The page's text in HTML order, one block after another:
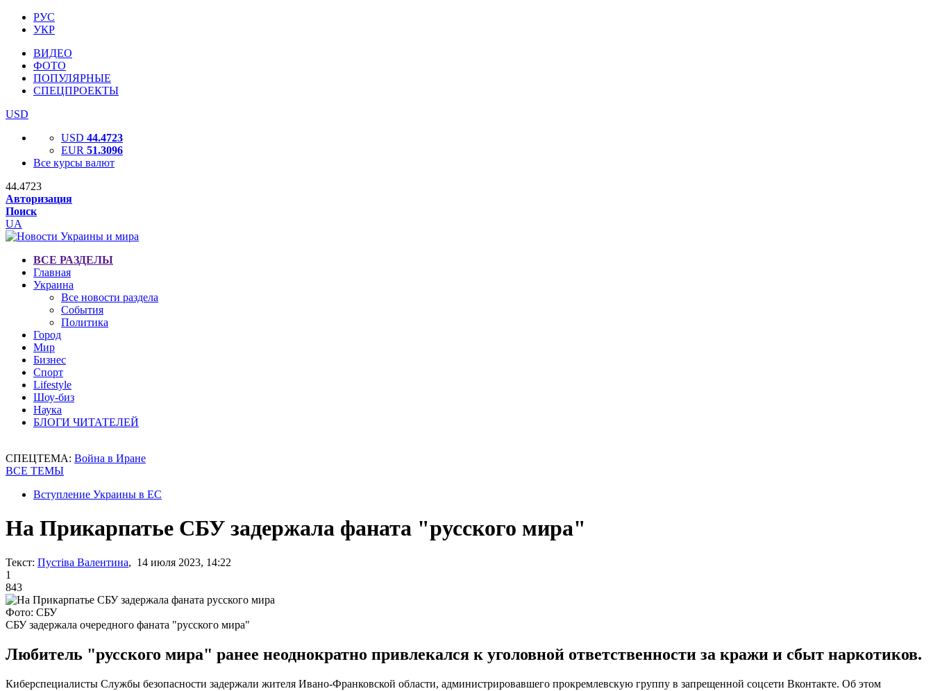
РУС
УКР
ВИДЕО
ФОТО
ПОПУЛЯРНЫЕ
СПЕЦПРОЕКТЫ
USD
USD 44.4723
EUR 51.3096
Все курсы валют
44.4723
Авторизация
Поиск
UA
ВСЕ РАЗДЕЛЫ
Главная
Украина
Все новости раздела
События
Политика
Город
Мир
Бизнес
Спорт
Lifestyle
Шоу-биз
Наука
БЛОГИ ЧИТАТЕЛЕЙ
СПЕЦТЕМА: Война в Иране
ВСЕ ТЕМЫ
Вступление Украины в ЕС
На Прикарпатье СБУ задержала фаната "русского мира"
Текст: Пустіва Валентина, 14 июля 2023, 14:22
1
843
Фото: СБУ
СБУ задержала очередного фаната "русского мира"
Любитель "русского мира" ранее неоднократно привлекался к уголовной ответственности за кражи и сбыт наркотиков.
Киберспециалисты Службы безопасности задержали жителя Ивано-Франковской области, администрировавшего прокремлевскую группу в запрещенной соцсети Вконтакте. Об этом